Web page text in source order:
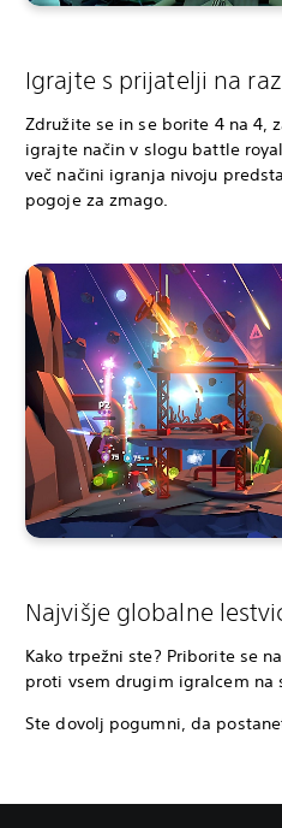
Igrajte s prijatelji na
Združite se in se borite 4 na 4,
igrajte način v slogu battle
več načini igranja nivoju
pogoje za zmago.
Najvišje globalne
Kako trpežni ste? Priborite se
proti vsem drugim igralcem na
Ste dovolj pogumni, da